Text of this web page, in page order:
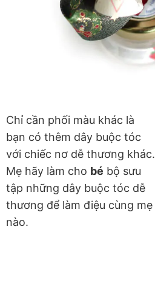
Chỉ cần phối màu khác là
bạn có thêm dây buộc tóc
với chiếc nơ dễ thương khác.
Mẹ hãy làm cho bé bộ sưu
tập những dây buộc tóc dễ
thương để làm điệu cùng mẹ
nào.